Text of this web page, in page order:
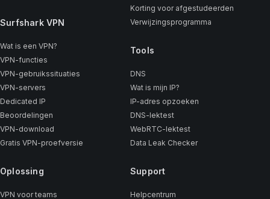
Surfshark VPN
Wat is een VPN?
VPN-functies
VPN-gebruikssituaties
VPN-servers
Dedicated IP
Beoordelingen
VPN-download
Gratis VPN-proefversie
Oplossing
VPN voor teams
Korting voor afgestudeerden
Verwijzingsprogramma
Tools
DNS
Wat is mijn IP?
IP-adres opzoeken
DNS-lektest
WebRTC-lektest
Data Leak Checker
Support
Helpcentrum